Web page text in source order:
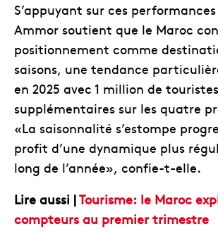
S’appuyant sur ces
Ammor soutient que le Maroc
positionnement comme
saisons, une tendance
en 2025 avec 1 million de touristes
supplémentaires sur les quatre
«La saisonnalité s’estompe
profit d’une dynamique plus
long de l’année», confie-t-elle.
Lire aussi |Tourisme: le Maroc
compteurs au premier trimestre